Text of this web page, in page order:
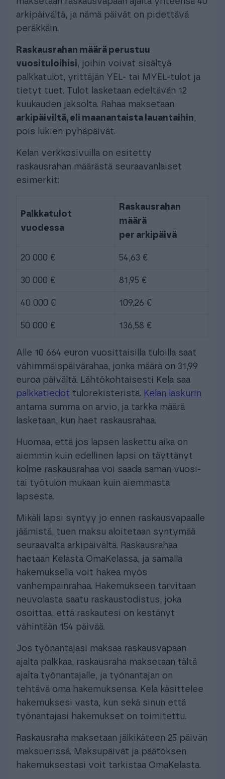
arkipäivältä, ja nämä päivät on pidettävä
peräkkäin.
Raskausrahan määrä perustuu
vuosituloihisi, joihin voivat sisältyä
palkkatulot, yrittäjän YEL- tai MYEL-tulot ja
tietyt tuet. Tulot lasketaan edeltävän 12
kuukauden jaksolta. Rahaa maksetaan
arkipäiviltä, eli maanantaista lauantaihin,
pois lukien pyhäpäivät.
Kelan verkkosivuilla on esitetty
raskausrahan määrästä seuraavanlaiset
esimerkit:
Palkkatulot
vuodessa
Raskausrahan
määrä
per arkipäivä
20 000 € 54,63 €
30 000 € 81,95 €
40 000 € 109,26 €
50 000 € 136,58 €
Alle 10 664 euron vuosittaisilla tuloilla saat
vähimmäispäivärahaa, jonka määrä on 31,99
euroa päivältä. Lähtökohtaisesti Kela saa
palkkatiedot tulorekisteristä. Kelan laskurin
antama summa on arvio, ja tarkka määrä
lasketaan, kun haet raskausrahaa.
Huomaa, että jos lapsen laskettu aika on
aiemmin kuin edellinen lapsi on täyttänyt
kolme raskausrahaa voi saada saman vuosi-
tai työtulon mukaan kuin aiemmasta
lapsesta.
Mikäli lapsi syntyy jo ennen raskausvapaalle
jäämistä, tuen maksu aloitetaan syntymää
seuraavalta arkipäivältä. Raskausrahaa
haetaan Kelasta OmaKelassa, ja samalla
hakemuksella voit hakea myös
vanhempainrahaa. Hakemukseen tarvitaan
neuvolasta saatu raskaustodistus, joka
osoittaa, että raskautesi on kestänyt
vähintään 154 päivää.
Jos työnantajasi maksaa raskausvapaan
ajalta palkkaa, raskausraha maksetaan tältä
ajalta työnantajalle, ja työnantajan on
tehtävä oma hakemuksensa. Kela käsittelee
hakemuksesi vasta, kun sekä sinun että
työnantajasi hakemukset on toimitettu.
Raskausraha maksetaan jälkikäteen 25 päivän
maksuerissä. Maksupäivät ja päätöksen
hakemuksestasi voit tarkistaa OmaKelasta.